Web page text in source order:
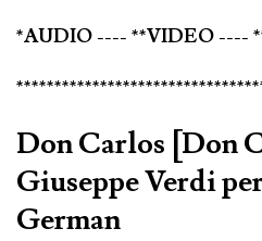
*AUDIO ---- **VIDEO ----
Don Carlos [Don
Giuseppe Verdi
German